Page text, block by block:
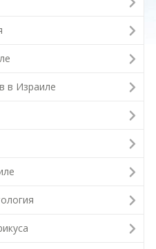
в Израиле